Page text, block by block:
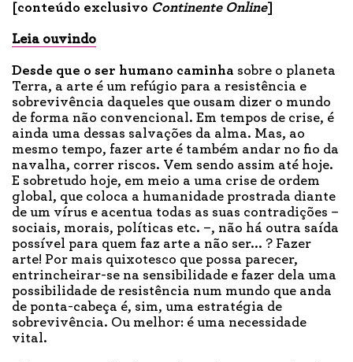
[conteúdo exclusivo Continente Online]
Leia ouvindo
Desde que o ser humano caminha sobre o planeta
Terra, a arte é um refúgio para a resistência e
sobrevivência daqueles que ousam dizer o mundo
de forma não convencional. Em tempos de crise, é
ainda uma dessas salvações da alma. Mas, ao
mesmo tempo, fazer arte é também andar no fio da
navalha, correr riscos. Vem sendo assim até hoje.
E sobretudo hoje, em meio a uma crise de ordem
global, que coloca a humanidade prostrada diante
de um vírus e acentua todas as suas contradições –
sociais, morais, políticas etc. –, não há outra saída
possível para quem faz arte a não ser... ? Fazer
arte! Por mais quixotesco que possa parecer,
entrincheirar-se na sensibilidade e fazer dela uma
possibilidade de resistência num mundo que anda
de ponta-cabeça é, sim, uma estratégia de
sobrevivência. Ou melhor: é uma necessidade
vital.